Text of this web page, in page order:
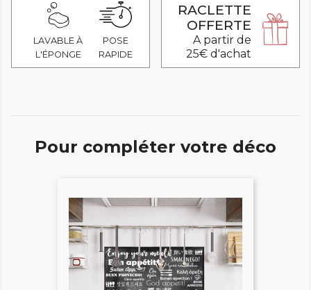
LAVABLE À
L'ÉPONGE
POSE
RAPIDE
RACLETTE
OFFERTE
A partir de
25€ d'achat
Pour compléter votre déco